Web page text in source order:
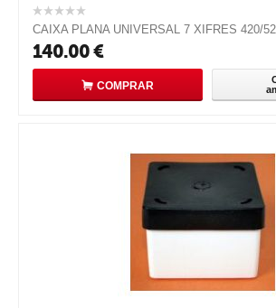
CAIXA PLANA UNIVERSAL 7 XIFRES 420/
140.00€
COMPRAR